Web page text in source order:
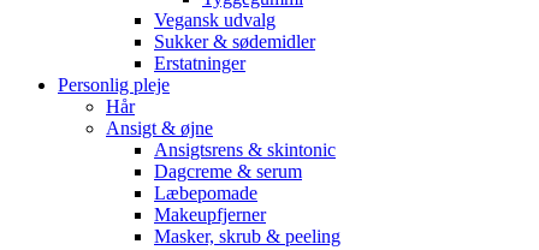
Vegansk udvalg
Sukker & sødemidler
Erstatninger
Personlig pleje
Hår
Ansigt & øjne
Ansigtsrens & skintonic
Dagcreme & serum
Læbepomade
Makeupfjerner
Masker, skrub & peeling